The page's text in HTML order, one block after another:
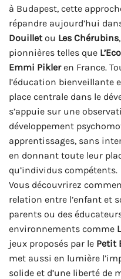
à Budapest, cette
répandre aujourd’hui
Douillet ou Les Chérubins
pionnières telles que
Emmi Pikleren France.
l’éducation bienveillante
place centrale dans le
s’appuie sur une
développement
apprentissages, sans
en donnant toute leur
qu’individus compétents.
Vous découvrirez
relation entre l’enfant et
parents ou des
environnements comme
jeux proposés par le Petit
met aussi en lumière
solide et d’une liberté de